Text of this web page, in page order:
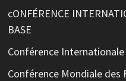
cONFÉRENCE
BASE
Conférence
Conférence Mondiale des